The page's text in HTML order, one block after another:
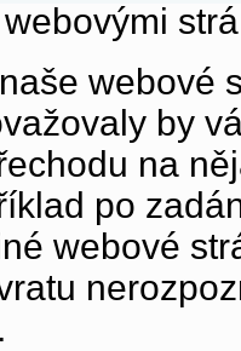
webové
by
na
po
webové